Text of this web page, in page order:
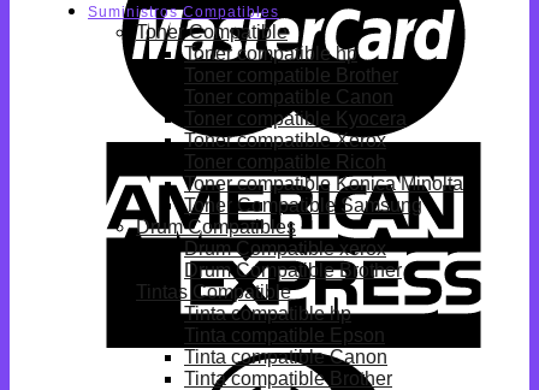
Suministros Compatibles
Toner Compatible
Toner compatible hp
Toner compatible Brother
Toner compatible Canon
Toner compatible Kyocera
Toner compatible Xerox
Toner compatible Ricoh
Toner compatible Konica Minolta
Toner Compatible Samsung
Drum Compatibles
Drum Compatible xerox
Drum Compatible Brother
Tintas Compatible
Tinta compatible hp
Tinta compatible Epson
Tinta compatible Canon
Tinta compatible Brother